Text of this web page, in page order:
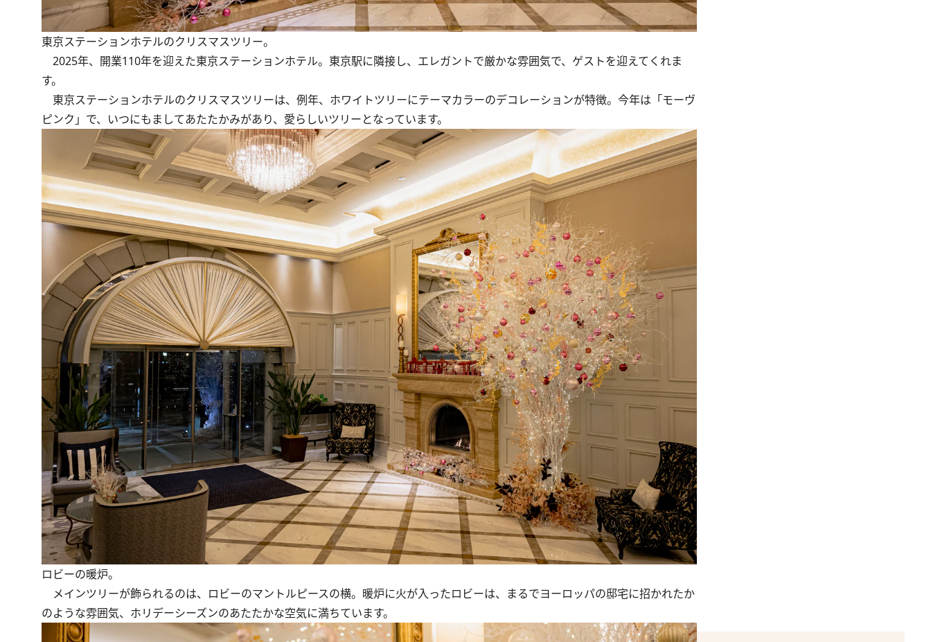
東京ステーションホテルのクリスマスツリー。
2025年、開業110年を迎えた東京ステーションホテル。東京駅に隣接し、エレガントで厳かな雰囲気で、ゲストを迎えてくれま
す。
東京ステーションホテルのクリスマスツリーは、例年、ホワイトツリーにテーマカラーのデコレーションが特徴。今年は「モーヴ
ピンク」で、いつにもましてあたたかみがあり、愛らしいツリーとなっています。
ロビーの暖炉。
メインツリーが飾られるのは、ロビーのマントルピースの横。暖炉に火が入ったロビーは、まるでヨーロッパの邸宅に招かれたか
のような雰囲気、ホリデーシーズンのあたたかな空気に満ちています。